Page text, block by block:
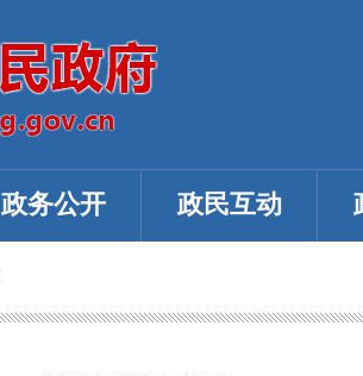
政务公开 政民互动